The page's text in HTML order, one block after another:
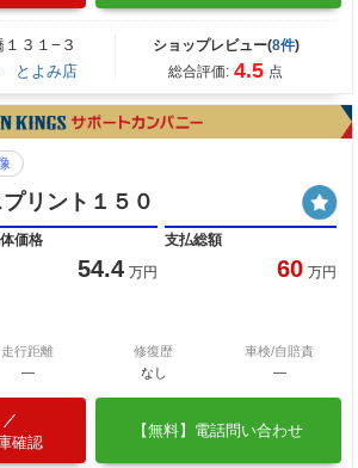
３１−３
とよみ店
ショップレビュー(8件)
総合評価: 4.5 点
リント１５０
価格
54.4 万円
支払総額
60 万円
走行距離
―
修復歴
なし
車検/自賠責
―
確認
【無料】電話問い合わせ